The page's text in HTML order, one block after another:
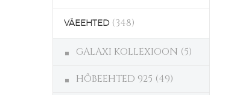
VÄEEHTED (348)
GALAXI KOLLEXIOON (5)
HÕBEEHTED 925 (49)